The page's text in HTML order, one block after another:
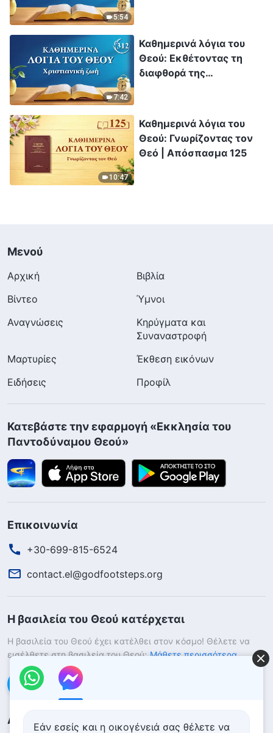
5:54
7:42
Καθημερινά λόγια του
Θεού: Εκθέτοντας τη
διαφθορά της
10:47
Καθημερινά λόγια του
Θεού: Γνωρίζοντας τον
Θεό | Απόσπασμα 125
Μενού
Αρχική
Βιβλία
Βίντεο
Ύμνοι
Αναγνώσεις
Κηρύγματα και
Συναναστροφή
Μαρτυρίες
Έκθεση εικόνων
Ειδήσεις
Προφίλ
Κατεβάστε την εφαρμογή «Εκκλησία του
Παντοδύναμου Θεού»
Επικοινωνία
+30-699-815-6524
contact.el@godfootsteps.org
Η βασιλεία του Θεού κατέρχεται
Η βασιλεία του Θεού έχει κατέλθει στον κόσμο! Θέλετε να
εισέλθετε στη βασιλεία του Θεού; Μάθετε περισσότερα
Επικοινωνήστε μαζί μας μέσω Messenger
Ακολουθήστε μας
Εάν εσείς και η οικογένειά σας θέλετε να